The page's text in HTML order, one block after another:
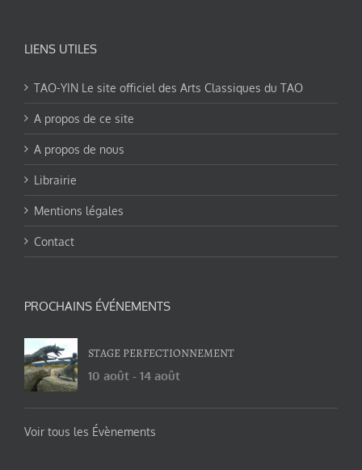
LIENS UTILES
TAO-YIN Le site officiel des Arts Classiques du TAO
A propos de ce site
A propos de nous
Librairie
Mentions légales
Contact
PROCHAINS ÉVÉNEMENTS
STAGE PERFECTIONNEMENT
10 août - 14 août
Voir tous les Évènements